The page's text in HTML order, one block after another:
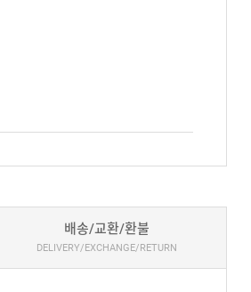
배송/교환/환불
DELIVERY/EXCHANGE/RETURN